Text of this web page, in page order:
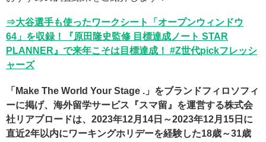
⇒大谷選手も使ったワークシート「オープンウィンドウ
64」を収録！『原田隆史監修 目標達成ノート STAR
PLANNER』で来年こそは目標達成！ #Z世代pickフレッシ
ャーズ
「Make The World Your Stage .」をブランドフィロソフィ
ーに掲げ、海外留学サービス『スマ留』を運営する株式会
社リアブロードは、2023年12月14日～2023年12月15日に
直近2年以内にワーキングホリデーを経験した18歳～31歳